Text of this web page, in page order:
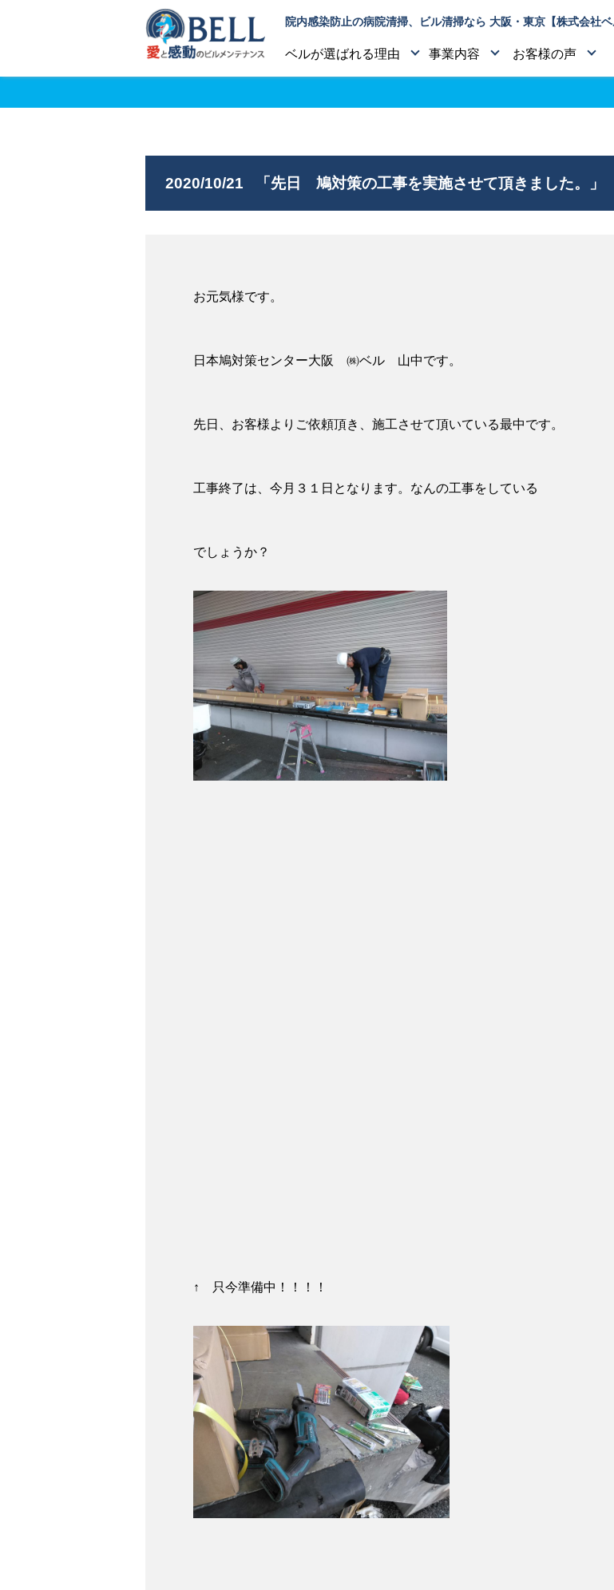
院内感染防止の病院清掃、ビル清掃なら 大阪・東京【株式会社ベ
ベルが選ばれる理由 事業内容 お客様の声
2020/10/21 「先日 鳩対策の工事を実施させて頂きました。」
お元気様です。
日本鳩対策センター大阪 ㈱ベル 山中です。
先日、お客様よりご依頼頂き、施工させて頂いている最中です。
工事終了は、今月３１日となります。なんの工事をしている
でしょうか？
↑ 只今準備中！！！！